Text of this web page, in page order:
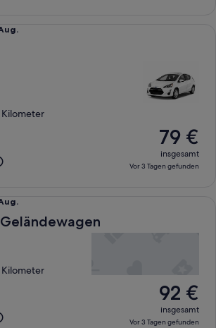
79 €
insgesamt
Vor 3 Tagen gefunden
92 €
insgesamt
Vor 3 Tagen gefunden